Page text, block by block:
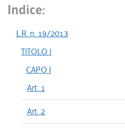
Indice:
L.R. n. 19/2013
TITOLO I
CAPO I
Art. 1
Art. 2